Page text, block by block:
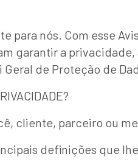
para nós. Com esse
garantir a
de Proteção de
cliente, parceiro ou
definições que